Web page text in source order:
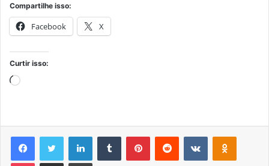
Compartilhe isso:
Facebook X
Curtir isso:
Carregando...
FacebookTwitter LinkedinTumblr PinterestReddit VK OK
Pocket Compartilhar via e-mail Imprimir